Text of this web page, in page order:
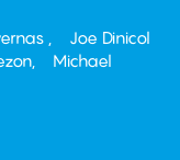
Joe Dinicol
Michael